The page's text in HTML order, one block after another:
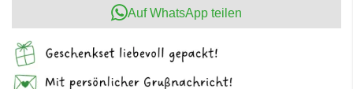
Auf WhatsApp teilen